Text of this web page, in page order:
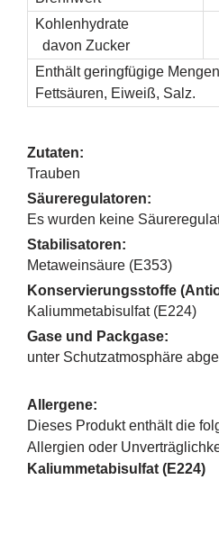
Kohlenhydrate
davon Zucker
Enthält geringfügige
Fettsäuren, Eiweiß, Salz.
Zutaten:
Trauben
Säureregulatoren:
Es wurden keine
Stabilisatoren:
Metaweinsäure (E353)
Konservierungsstoffe
Kaliummetabisulfat (E224)
Gase und Packgase:
unter Schutzatmosphäre
Allergene:
Dieses Produkt enthält die
Allergien oder
Kaliummetabisulfat (E224)